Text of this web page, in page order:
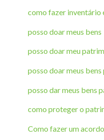
como fazer inventário
posso doar meus bens
posso doar meu
posso doar meus
posso dar meus bens
como proteger o
Como fazer um